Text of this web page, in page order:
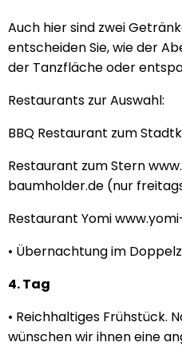
Auch hier sind zwei
entscheiden Sie, wie der
der Tanzfläche oder
Restaurants zur Auswahl:
BBQ Restaurant zum
Restaurant zum Stern
baumholder.de (nur
Restaurant Yomi
• Übernachtung im
4. Tag
• Reichhaltiges Frühstück.
wünschen wir ihnen eine